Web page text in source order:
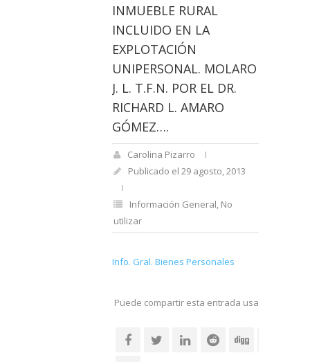
INMUEBLE RURAL
INCLUIDO EN LA
EXPLOTACIÓN
UNIPERSONAL. MOLARO
J. L. T.F.N. POR EL DR.
RICHARD L. AMARO
GÓMEZ….
Carolina Pizarro
Publicado el 29 agosto, 2013
Información General, No
utilizar
Info. Gral. Bienes Personales
Puede compartir esta entrada usando sus